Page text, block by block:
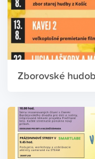
Zborovské